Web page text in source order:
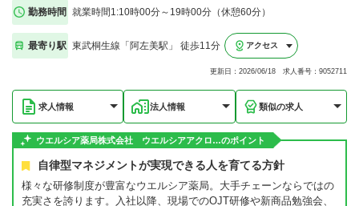
勤務時間 就業時間1:10時00分～19時00分（休憩60分）
最寄り駅 東武桐生線「阿左美駅」 徒歩11分 アクセス
更新日：2026/06/18 求人番号：9052711
求人情報 法人情報 類似の求人
ウエルシア薬局株式会社 ウエルシアアクロ…のポイント
自律型マネジメントが実現できる人を育てる方針
様々な研修制度が豊富なウエルシア薬局。大手チェーンならではの
充実さを誇ります。入社以降、現場でのOJT研修や新商品勉強会、